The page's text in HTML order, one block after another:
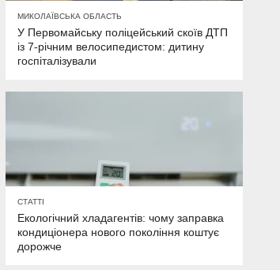
МИКОЛАЇВСЬКА ОБЛАСТЬ
У Первомайську поліцейський скоїв ДТП
із 7-річним велосипедистом: дитину
госпіталізували
СТАТТІ
Екологічний хладагентів: чому заправка
кондиціонера нового покоління коштує
дорожче